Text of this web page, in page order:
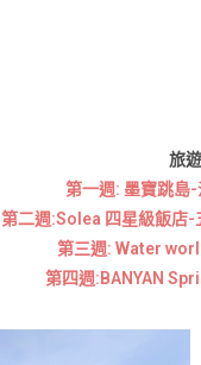
旅
第一週: 墨寶跳島
第二週:Solea 四星級飯店-
第三週: Water
第四週:BANYAN